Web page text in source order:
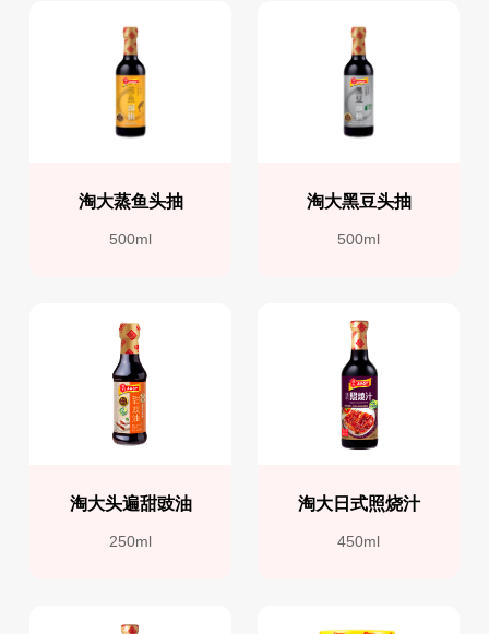
淘大蒸鱼头抽
500ml
淘大黑豆头抽
500ml
淘大头遍甜豉油
250ml
淘大日式照烧汁
450ml